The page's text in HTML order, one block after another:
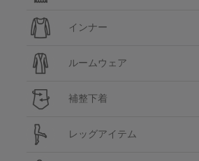
インナー
ルームウェア
補整下着
レッグアイテム